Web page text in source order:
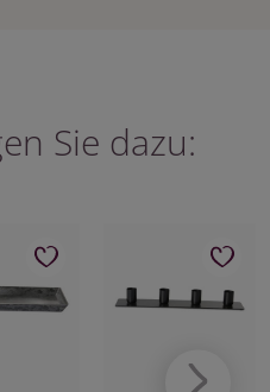
Sie dazu: